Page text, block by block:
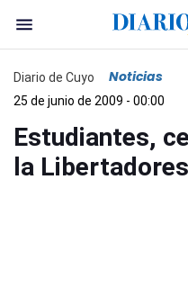
Diario de Cuyo Noticias
25 de junio de 2009 - 00:00
Estudiantes,
la Libertadores